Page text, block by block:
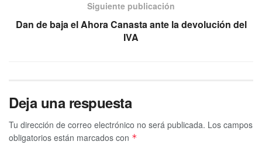
Siguiente publicación
Dan de baja el Ahora Canasta ante la devolución del
IVA
Deja una respuesta
Tu dirección de correo electrónico no será publicada. Los campos
obligatorios están marcados con *